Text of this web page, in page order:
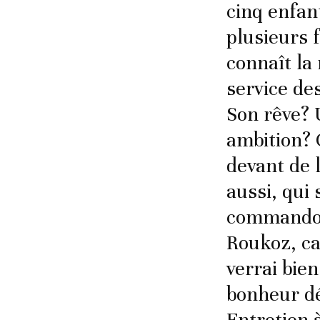
cinq
plusieurs
connaît la
service
Son
ambition?
devant de
aussi, qui
Roukoz,
verrai
bonheur